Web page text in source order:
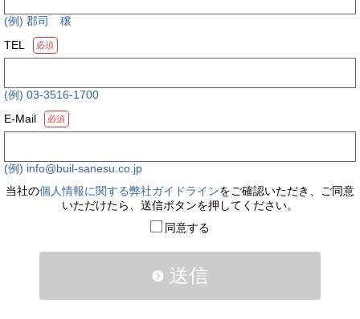
(例) 郡司 穣
TEL
必須
(例) 03-3516-1700
E-Mail
必須
(例) info@buil-sanesu.co.jp
当社の個人情報に関する弊社ガイドラインをご確認いただき、ご同意
いただけたら、送信ボタンを押してください。
同意する
送信